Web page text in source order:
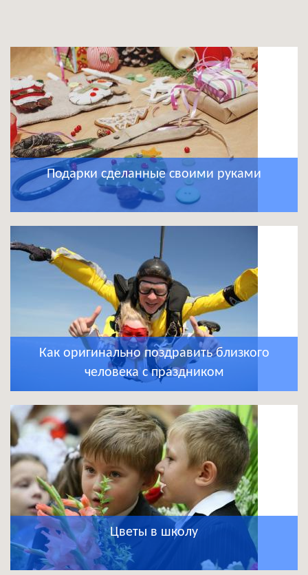
Подарки сделанные своими руками
Как оригинально поздравить близкого
человека с праздником
Цветы в школу